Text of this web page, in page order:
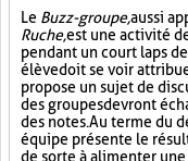
Le Buzz-groupe,aussi
Ruche,est une activité
pendant un court laps
élève doit se voir
propose un sujet de
des groupes devront
des notes. Au terme du
équipe présente le
de sorte à alimenter